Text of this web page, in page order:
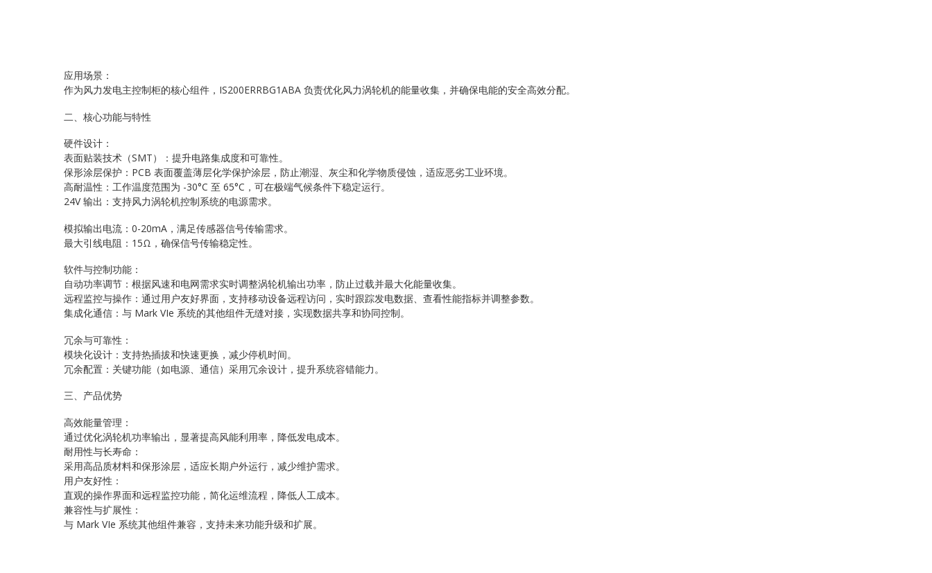
应用场景：
作为风力发电主控制柜的核心组件，IS200ERRBG1ABA 负责优化风力涡轮机的能量收集，并确保电能的安全高效分配。
二、核心功能与特性
硬件设计：
表面贴装技术（SMT）：提升电路集成度和可靠性。
保形涂层保护：PCB 表面覆盖薄层化学保护涂层，防止潮湿、灰尘和化学物质侵蚀，适应恶劣工业环境。
高耐温性：工作温度范围为 -30°C 至 65°C，可在极端气候条件下稳定运行。
24V 输出：支持风力涡轮机控制系统的电源需求。
模拟输出电流：0-20mA，满足传感器信号传输需求。
最大引线电阻：15Ω，确保信号传输稳定性。
软件与控制功能：
自动功率调节：根据风速和电网需求实时调整涡轮机输出功率，防止过载并最大化能量收集。
远程监控与操作：通过用户友好界面，支持移动设备远程访问，实时跟踪发电数据、查看性能指标并调整参数。
集成化通信：与 Mark VIe 系统的其他组件无缝对接，实现数据共享和协同控制。
冗余与可靠性：
模块化设计：支持热插拔和快速更换，减少停机时间。
冗余配置：关键功能（如电源、通信）采用冗余设计，提升系统容错能力。
三、产品优势
高效能量管理：
通过优化涡轮机功率输出，显著提高风能利用率，降低发电成本。
耐用性与长寿命：
采用高品质材料和保形涂层，适应长期户外运行，减少维护需求。
用户友好性：
直观的操作界面和远程监控功能，简化运维流程，降低人工成本。
兼容性与扩展性：
与 Mark VIe 系统其他组件兼容，支持未来功能升级和扩展。